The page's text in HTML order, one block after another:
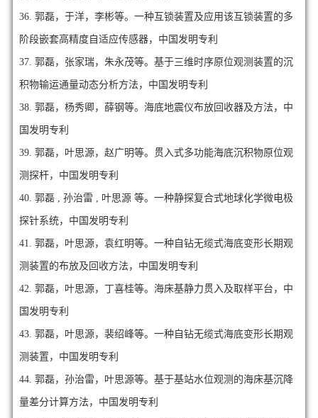
36. 郭磊，于洋，李彬等。一种互锁装置及应用该互锁装置的多
阶段嵌套高精度自适应传感器，中国发明专利
37. 郭磊，张家瑞，朱永茂等。基于三维时序原位观测装置的沉
积物输运通量动态分析方法，中国发明专利
38. 郭磊，杨秀卿，薛钢等。海底地震仪布放回收器及方法，中
国发明专利
39. 郭磊，叶思源，赵广明等。贯入式多功能海底沉积物原位观
测探杆，中国发明专利
40. 郭磊 , 孙治雷 , 叶思源 等。一种静探复合式地球化学微电极
探针系统，中国发明专利
41. 郭磊，叶思源，袁红明等。一种自钻无缆式海底变形长期观
测装置的布放及回收方法，中国发明专利
42. 郭磊，叶思源，丁喜桂等。海床基静力贯入及取样平台，中
国发明专利
43. 郭磊，叶思源，裴绍峰等。一种自钻无缆式海底变形长期观
测装置，中国发明专利
44. 郭磊，孙治雷，叶思源等。基于基站水位观测的海床基沉降
量差分计算方法，中国发明专利